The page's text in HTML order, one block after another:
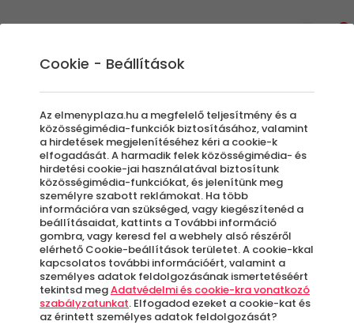
Reggeli | Félpanzió
Szereted ha pihenés közben nem kell azzal
foglalkoznod, hogy három zsömlével
kevesebbet vagy többet csomagoltál? Akkor
örömmel kínáljuk számodra az ebben a
kategóriában található szállásajánlatainkat.
Legyen szó félpanzós ellátásról vagy csak
reggeliről, itt biztos, hogy megtalálod a
tökéletes szállást.
Szűrők beállítása
Cookie - Beállítások
Az elmenyplaza.hu a megfelelő teljesítmény és a
közösségimédia-funkciók biztosításához, valamint
a hirdetések megjelenítéséhez kéri a cookie-k
elfogadását. A harmadik felek közösségimédia- és
hirdetési cookie-jai használatával biztosítunk
közösségimédia-funkciókat, és jelenítünk meg
személyre szabott reklámokat. Ha több
információra van szükséged, vagy kiegészítenéd a
beállításaidat, kattints a További információ
gombra, vagy keresd fel a webhely alsó részéről
elérhető Cookie-beállítások területet. A cookie-kkal
kapcsolatos további információért, valamint a
személyes adatok feldolgozásának ismertetéséért
tekintsd megAdatvédelmi és cookie-kra vonatkozó
szabályzatunkat. Elfogadod ezeket a cookie-kat és
az érintett személyes adatok feldolgozását?